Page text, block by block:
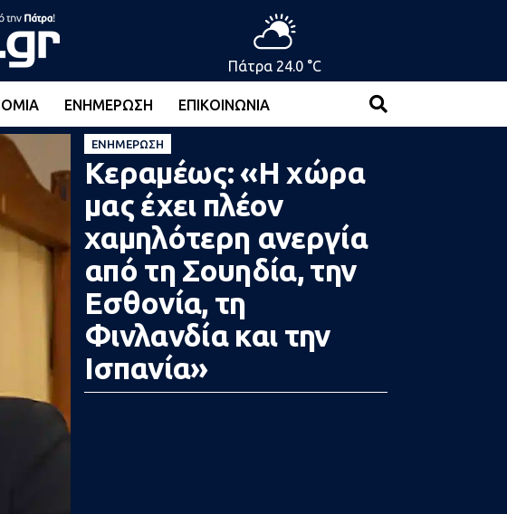
Πάτρα 24.0 °C
ΕΝΗΜΈΡΩΣΗ ΕΠΙΚΟΙΝΩΝΊΑ
ΕΝΗΜΈΡΩΣΗ
Κεραμέως: «Η χώρα
μας έχει πλέον
χαμηλότερη ανεργία
από τη Σουηδία, την
Εσθονία, τη
Φινλανδία και την
Ισπανία»